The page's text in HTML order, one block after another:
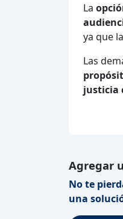
La
ya que
Las
justicia
Agregar
No te
una